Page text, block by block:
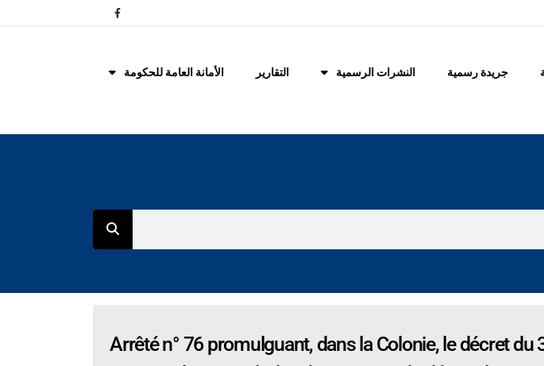
جريدة رسمية النشرات الرسمية التقارير الأمانة العامة للحكومة
Arrêté n° 76 promulguant, dans la Colonie, le décret